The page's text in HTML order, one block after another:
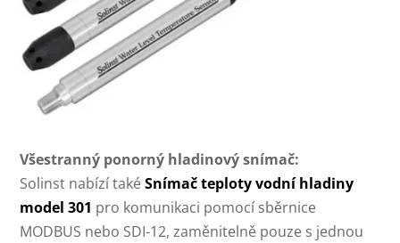
Všestranný ponorný hladinový snímač:
Solinst nabízí takéSnímač teploty vodní hladiny
model 301 pro komunikaci pomocí sběrnice
MODBUS nebo SDI-12, zaměnitelně pouze s jednou